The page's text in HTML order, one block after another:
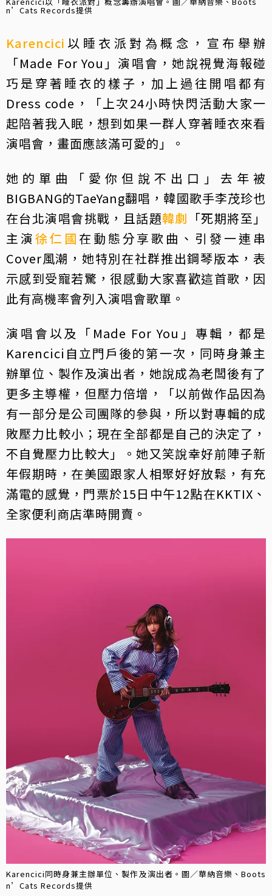
n’Cats Records提供
Karencici 以睡衣派對為概念，宣布舉辦
「Made For You」演唱會，她說視覺海報碰
巧是穿著睡衣的樣子，加上過往開唱都有
Dress code，「上次24小時快閃活動大家一
起陪著我入眠，想到如果一群人穿著睡衣來看
演唱會，畫面應該滿可愛的」。
她的單曲「愛你但說不出口」去年被
BIGBANG的TaeYang翻唱，韓國歌手李茂珍也
在台北演唱會挑戰，且話題韓劇 「死期將至」
主演徐仁國 在動態分享歌曲、引發一連串
Cover風潮，她特別在社群推出鋼琴版本，表
示感到受寵若驚，很感動大家喜歡這首歌，因
此有高機率會列入演唱會歌單。
演唱會以及「Made For You」專輯，都是
Karencici自立門戶後的第一次，同時身兼主
辦單位、製作及演出者，她說成為老闆後有了
更多主導權，但壓力倍增，「以前做作品因為
有一部分是公司團隊的參與，所以對專輯的成
敗壓力比較小；現在全部都是自己的決定了，
不自覺壓力比較大」。她又笑說幸好前陣子新
年假期時，在美國跟家人相聚好好放鬆，有充
滿電的感覺，門票於15日中午12點在KKTIX、
全家便利商店準時開賣。
Karencici同時身兼主辦單位、製作及演出者。圖／華納音樂、Boots
n’Cats Records提供